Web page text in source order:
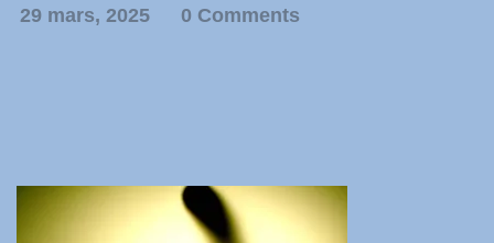
29 mars, 2025 0 Comments